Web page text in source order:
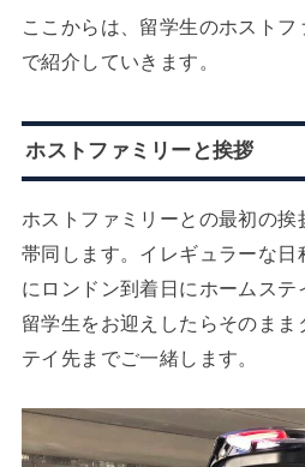
ここからは、留学生のホスト
で紹介していきます。
ホストファミリーと挨拶
ホストファミリーとの最初の
帯同します。イレギュラーな
にロンドン到着日にホームス
留学生をお迎えしたらそのまま
テイ先までご一緒します。